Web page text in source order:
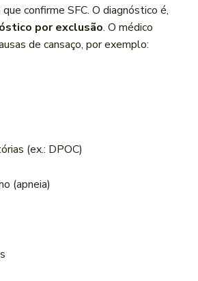
confirme SFC. O diagnóstico é,
por exclusão. O médico
de cansaço, por exemplo:
(ex.: DPOC)
(apneia)